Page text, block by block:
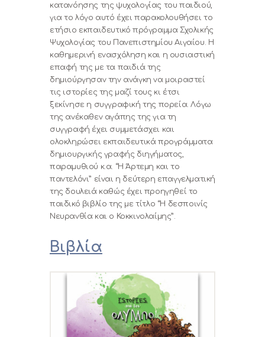
κατανόησης της ψυχολογίας του παιδιού,
για το λόγο αυτό έχει παρακολουθήσει το
ετήσιο εκπαιδευτικό πρόγραμμα Σχολικής
Ψυχολογίας του Πανεπιστημίου Αιγαίου. Η
καθημερινή ενασχόληση και η ουσιαστική
επαφή της με τα παιδιά της
δημιούργησαν την ανάγκη να μοιραστεί
τις ιστορίες της μαζί τους κι έτσι
ξεκίνησε η συγγραφική της πορεία. Λόγω
της ανέκαθεν αγάπης της για τη
συγγραφή έχει συμμετάσχει και
ολοκληρώσει εκπαιδευτικά προγράμματα
δημιουργικής γραφής διηγήματος,
παραμυθιού κ.α. “Η Άρτεμη και το
παντελόνι” είναι η δεύτερη επαγγελματική
της δουλειά καθώς έχει προηγηθεί το
παιδικό βιβλίο της με τίτλο “Η δεσποινίς
Νευρανθία και ο Κοκκινολαίμης”.
Βιβλία